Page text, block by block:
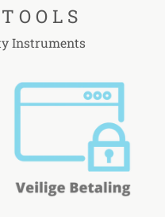
O O L S
Instruments